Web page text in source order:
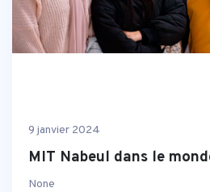
9 janvier 2024
MIT Nabeul dans le
None